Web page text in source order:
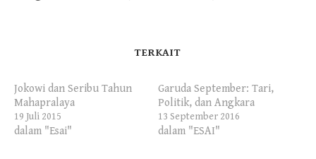
TERKAIT
Jokowi dan Seribu Tahun
Mahapralaya
19 Juli 2015
dalam "Esai"
Garuda September: Tari,
Politik, dan Angkara
13 September 2016
dalam "ESAI"